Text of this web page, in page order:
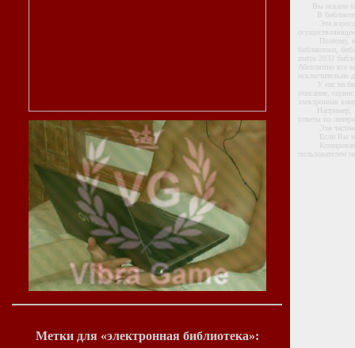
Метки для «электронная библиотека»:
Вы искали
В библиотеке
Эта взрослая
Поэтому, в
библиотеки,
metro 2033
Абсолютно все
исключительно
У нас на
описание,
электронная
Например,
ответы по
Эта частная
Если Вы
Копирование
пользователем